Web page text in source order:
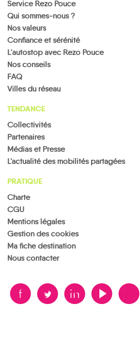
Service Rezo Pouce
Qui sommes-nous ?
Nos valeurs
Confiance et sérénité
L'autostop avec Rezo Pouce
Nos conseils
FAQ
Villes du réseau
TENDANCE
Collectivités
Partenaires
Médias et Presse
L’actualité des mobilités partagées
PRATIQUE
Charte
CGU
Mentions légales
Gestion des cookies
Ma fiche destination
Nous contacter
B A D F V